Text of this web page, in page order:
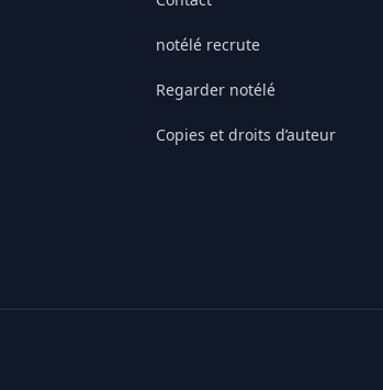
notélé recrute
Regarder notélé
Copies et droits d’auteur